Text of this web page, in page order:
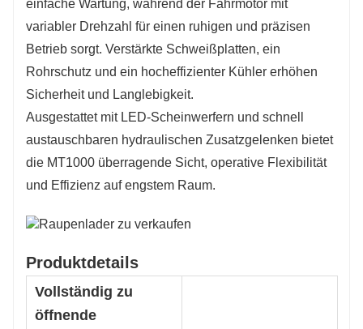
einfache Wartung, während der Fahrmotor mit
variabler Drehzahl für einen ruhigen und präzisen
Betrieb sorgt. Verstärkte Schweißplatten, ein
Rohrschutz und ein hocheffizienter Kühler erhöhen
Sicherheit und Langlebigkeit.
Ausgestattet mit LED-Scheinwerfern und schnell
austauschbaren hydraulischen Zusatzgelenken bietet
die MT1000 überragende Sicht, operative Flexibilität
und Effizienz auf engstem Raum.
Produktdetails
Vollständig zu
öffnende